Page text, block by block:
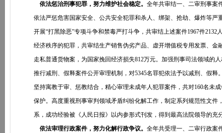
依法惩治刑事犯罪，努力维护社会稳定。 全年共审结一、二审刑事案
依法严惩危害国家安全、公共安全犯罪和杀人、绑架、抢劫、爆炸等
开展“打黑除恶”专项斗争和禁毒严打斗争，共审结上述案件1967件
经济秩序的犯罪，共审结生产销售伪劣产品、虚开增值税专用发票、
走私普通货物案，为国家挽回经济损失812万元。加强刑事司法领域的
推行减刑、假释案件公开审理机制，对5345名罪犯依法予以减刑、假
坚持寓教于审、惩教结合，精心审理未成年人犯罪案件，共对160名未
保护。高度重视刑事审判领域矛盾纠纷化解工作，制定系列规范性文
系，成功经验被《人民日报》以内参形式刊发，得到最高法院领导的充
依法审理行政案件，努力化解行政争议。 全年共受理一、二审行政案